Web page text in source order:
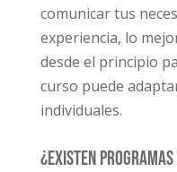
comunicar tus
experiencia, lo
desde el principio
curso puede
individuales.
¿Existen